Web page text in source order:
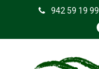
942 59 19 99